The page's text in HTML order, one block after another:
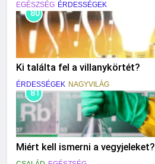
EGÉSZSÉG ÉRDESSÉGEK
80
Ki találta fel a villanykörtét?
ÉRDESSÉGEK NAGYVILÁG
81
Miért kell ismerni a vegyjeleket?